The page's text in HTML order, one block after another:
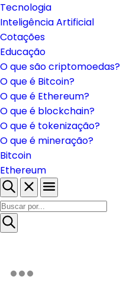
Tecnologia
Inteligência Artificial
Cotações
Educação
O que são criptomoedas?
O que é Bitcoin?
O que é Ethereum?
O que é blockchain?
O que é tokenização?
O que é mineração?
Bitcoin
Ethereum